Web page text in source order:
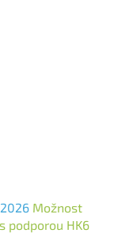
Možnost
podporou HK6